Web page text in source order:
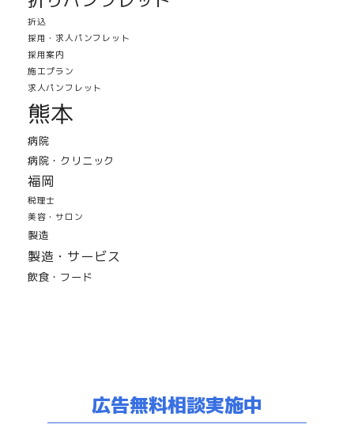
折込
採用・求人パンフレット
採用案内
施工プラン
求人パンフレット
熊本
病院
病院・クリニック
福岡
税理士
美容・サロン
製造
製造・サービス
飲食・フード
広告無料相談実施中